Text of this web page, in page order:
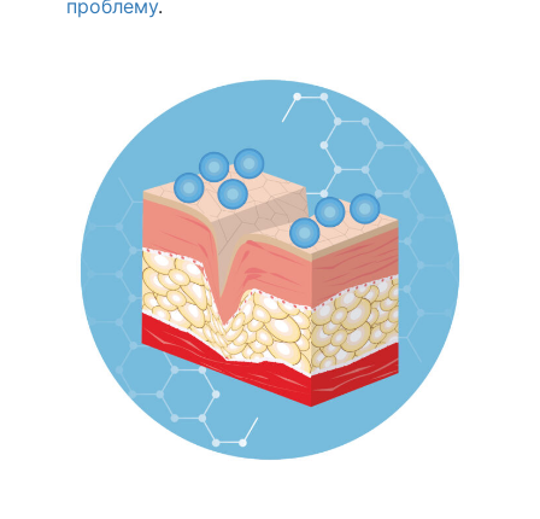
проблему.